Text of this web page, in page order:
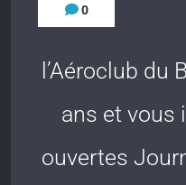
0
l’Aéroclub du
ans et vous
ouvertes